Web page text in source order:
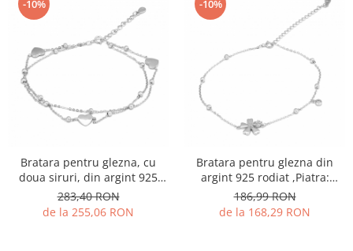
-10%
Bratara pentru glezna, cu
doua siruri, din argint 925
rodiat, Sonis Silver
283,40 RON
de la 255,06 RON
-10%
Bratara pentru glezna din
argint 925 rodiat ,Piatra:
zirconia fatetata, Culoare:
transparenta, Sonis Silver
186,99 RON
de la 168,29 RON